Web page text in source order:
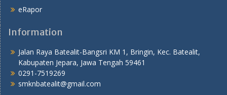
eRapor
Information
Jalan Raya Batealit-Bangsri KM 1, Bringin, Kec. Batealit,
Kabupaten Jepara, Jawa Tengah 59461
0291-7519269
smknbatealit@gmail.com